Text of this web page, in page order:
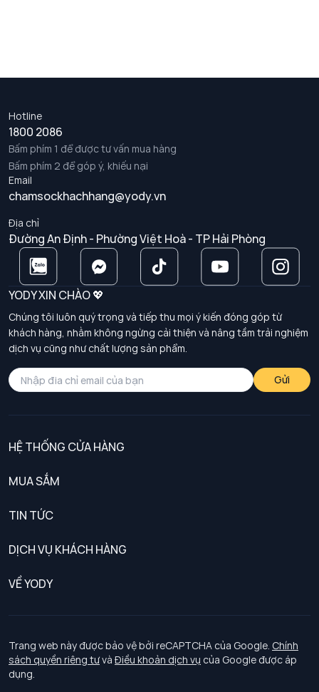
Hotline
1800 2086
Bấm phím 1 để được tư vấn mua hàng
Bấm phím 2 để góp ý, khiếu nại
Email
chamsockhachhang@yody.vn
Địa chỉ
Đường An Định - Phường Việt Hoà - TP Hải Phòng
YODY XIN CHÀO 💖
Chúng tôi luôn quý trọng và tiếp thu mọi ý kiến đóng góp từ
khách hàng, nhằm không ngừng cải thiện và nâng tầm trải nghiệm
dịch vụ cũng như chất lượng sản phẩm.
Gửi
HỆ THỐNG CỬA HÀNG
MUA SẮM
TIN TỨC
DỊCH VỤ KHÁCH HÀNG
Chính sách khách hàng thân thiết
Chính sách bảo vệ dữ liệu cá nhân
Chính sách thanh toán, giao nhận
VỀ YODY
Tuyển dụng
Trang web này được bảo vệ bởi reCAPTCHA của Google. Chính
sách quyền riêng tưvà Điều khoản dịch vụ của Google được áp
dụng.